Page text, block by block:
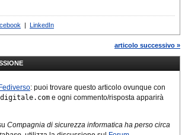
| LinkedIn
articolo successivo »
Fediverso: puoi trovare questo articolo ovunque con
e ogni commento/risposta apparirà
Compagnia di sicurezza informatica ha perso circa